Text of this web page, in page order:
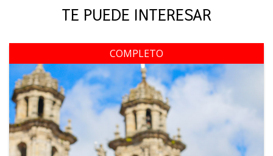
TE PUEDE INTERESAR
COMPLETO